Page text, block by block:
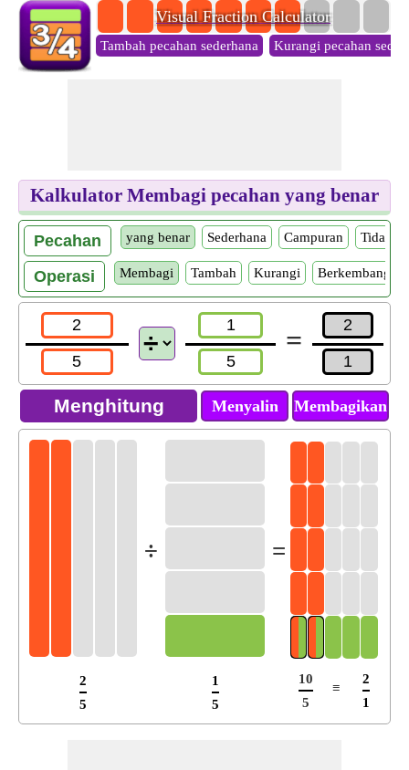
Visual Fraction Calculator
Tambah pecahan sederhana Kurangi pecahan
Kalkulator Membagi pecahan yang benar
Pecahan yang benar Sederhana Campuran Tidak
Operasi Membagi Tambah Kurangi Berkembang
=
Menyalin Membagikan
2
5
÷
1
5
=
10
5
≡
2
1